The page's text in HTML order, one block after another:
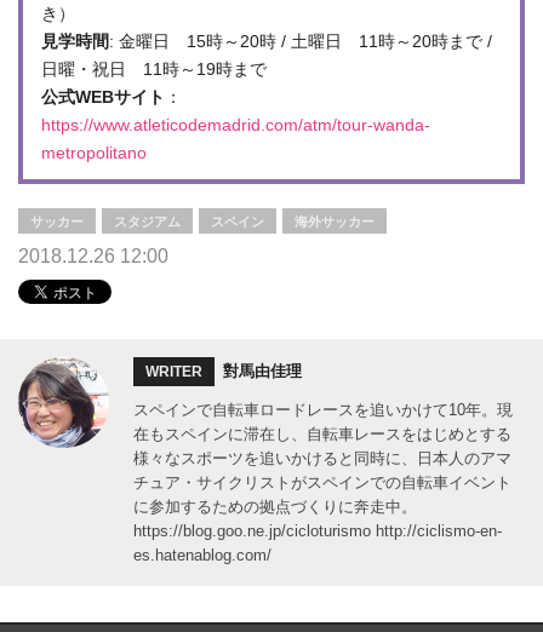
き）
見学時間: 金曜日 15時～20時 / 土曜日 11時～20時まで /
日曜・祝日 11時～19時まで
公式WEBサイト ：
https://www.atleticodemadrid.com/atm/tour-wanda-
metropolitano
サッカー スタジアム スペイン 海外サッカー
2018.12.26 12:00
WRITER 對馬由佳理
スペインで自転車ロードレースを追いかけて10年。現
在もスペインに滞在し、自転車レースをはじめとする
様々なスポーツを追いかけると同時に、日本人のアマ
チュア・サイクリストがスペインでの自転車イベント
に参加するための拠点づくりに奔走中。
https://blog.goo.ne.jp/cicloturismo http://ciclismo-en-
es.hatenablog.com/